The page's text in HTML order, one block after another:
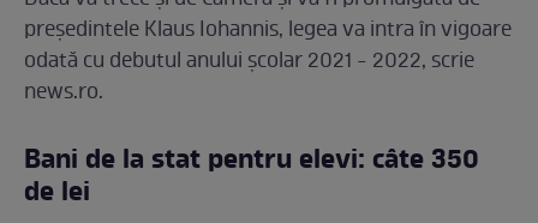
președintele Klaus Iohannis, legea va intra în vigoare
odată cu debutul anului școlar 2021 - 2022, scrie
news.ro.
Bani de la stat pentru elevi: câte 350
de lei